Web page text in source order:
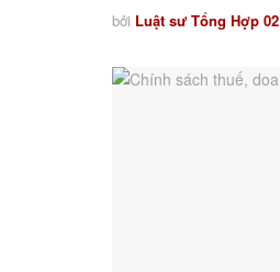
bởi Luật sư Tổng Hợp 02